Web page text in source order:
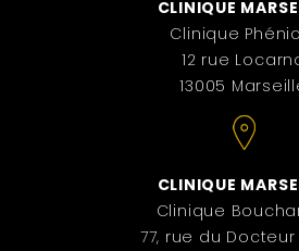
CLINIQUE
Clinique
12 rue
13005
CLINIQUE
Clinique
77, rue du Docteur